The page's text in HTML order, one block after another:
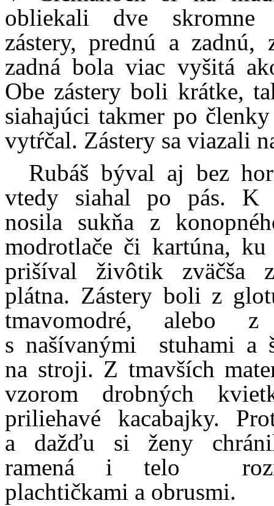
obliekali dve skromne
zástery, prednú a zadnú,
zadná bola viac vyšitá
Obe zástery boli krátke,
siahajúci takmer po
vytŕčal. Zástery sa viazali
Rubáš býval aj bez
vtedy siahal po pás. K
nosila sukňa z
modrotlače či kartúna,
prišíval živôtik zväčša
plátna. Zástery boli z
tmavomodré, alebo z
s našívanými
stuhami a
na stroji. Z tmavších
vzorom drobných
priliehavé kacabajky.
a dažďu si ženy
ramená i telo
plachtičkami a obrusmi.